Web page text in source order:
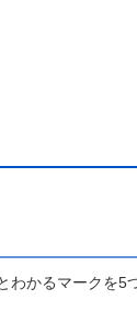
かるマークを5